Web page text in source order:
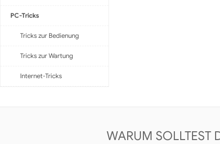
PC-Tricks
Tricks zur Bedienung
Tricks zur Wartung
Internet-Tricks
WARUM SOLLTEST